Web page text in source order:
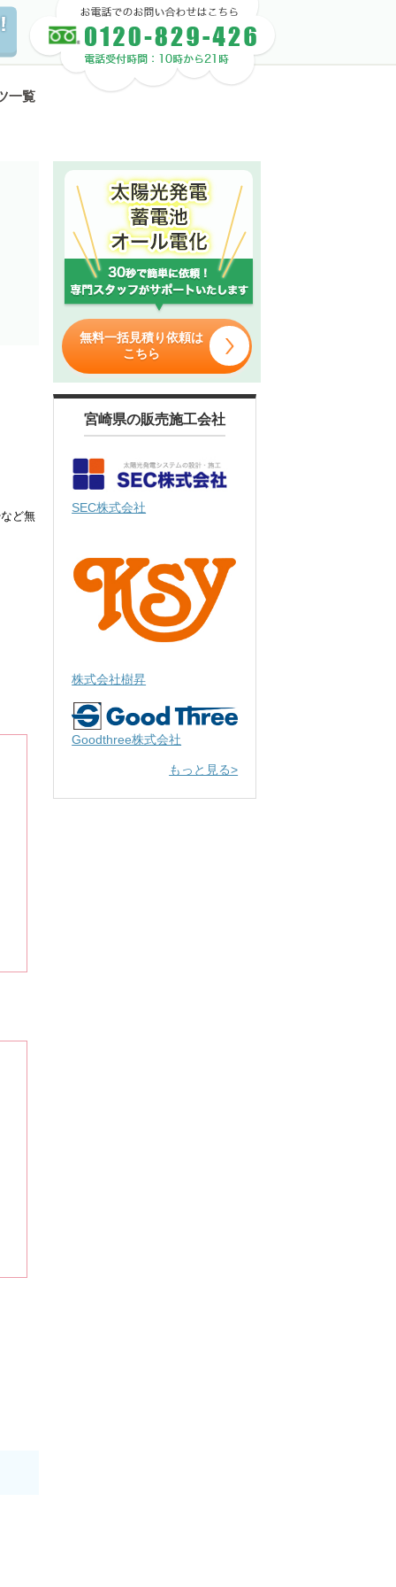
一覧
ど無
無料一括見積り依頼は
こちら
宮崎県の販売施工会社
SEC株式会社
株式会社樹昇
Goodthree株式会社
もっと見る>